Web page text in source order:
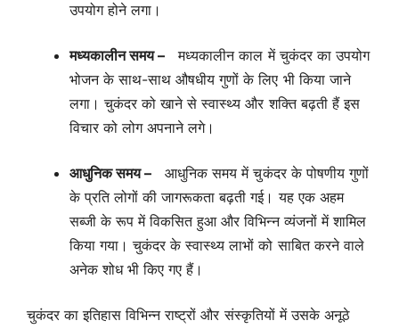
उपयोग होने लगा।
मध्यकालीन समय – मध्यकालीन काल में चुकंदर का उपयोग
भोजन के साथ-साथ औषधीय गुणों के लिए भी किया जाने
लगा। चुकंदर को खाने से स्वास्थ्य और शक्ति बढ़ती हैं इस
विचार को लोग अपनाने लगे।
आधुनिक समय – आधुनिक समय में चुकंदर के पोषणीय गुणों
के प्रति लोगों की जागरूकता बढ़ती गई। यह एक अहम
सब्जी के रूप में विकसित हुआ और विभिन्न व्यंजनों में शामिल
किया गया। चुकंदर के स्वास्थ्य लाभों को साबित करने वाले
अनेक शोध भी किए गए हैं।
चुकंदर का इतिहास विभिन्न राष्ट्रों और संस्कृतियों में उसके अनूठे